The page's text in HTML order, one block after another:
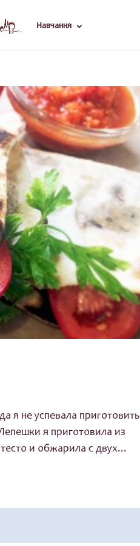
Навчання
я не успевала приготовить
я приготовила из
и обжарила с двух...